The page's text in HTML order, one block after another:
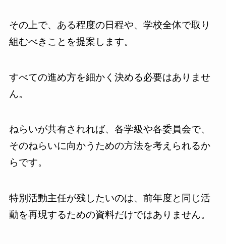
その上で、ある程度の日程や、学校全体で取り
組むべきことを提案します。
すべての進め方を細かく決める必要はありませ
ん。
ねらいが共有されれば、各学級や各委員会で、
そのねらいに向かうための方法を考えられるか
らです。
特別活動主任が残したいのは、前年度と同じ活
動を再現するための資料だけではありません。